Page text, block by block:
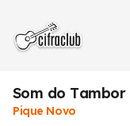
Som do Tambor
Pique Novo